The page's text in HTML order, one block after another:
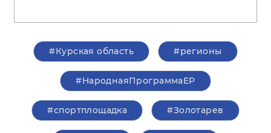
#Курская область #регионы
#НароднаяПрограммаЕР
#спортплощадка #Золотарев